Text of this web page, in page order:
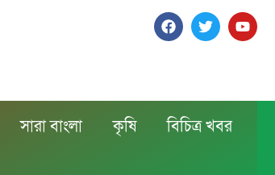
সারা বাংলা কৃষি বিচিত্র খবর